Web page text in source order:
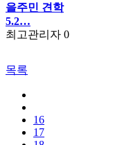
을주민 견학
5.2…
최고관리자 0
목록
16
17